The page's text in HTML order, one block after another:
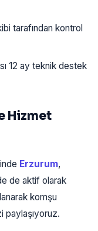
tarafından kontrol
12 ay teknik destek
Hizmet
Erzurum,
de aktif olarak
komşu
paylaşıyoruz.